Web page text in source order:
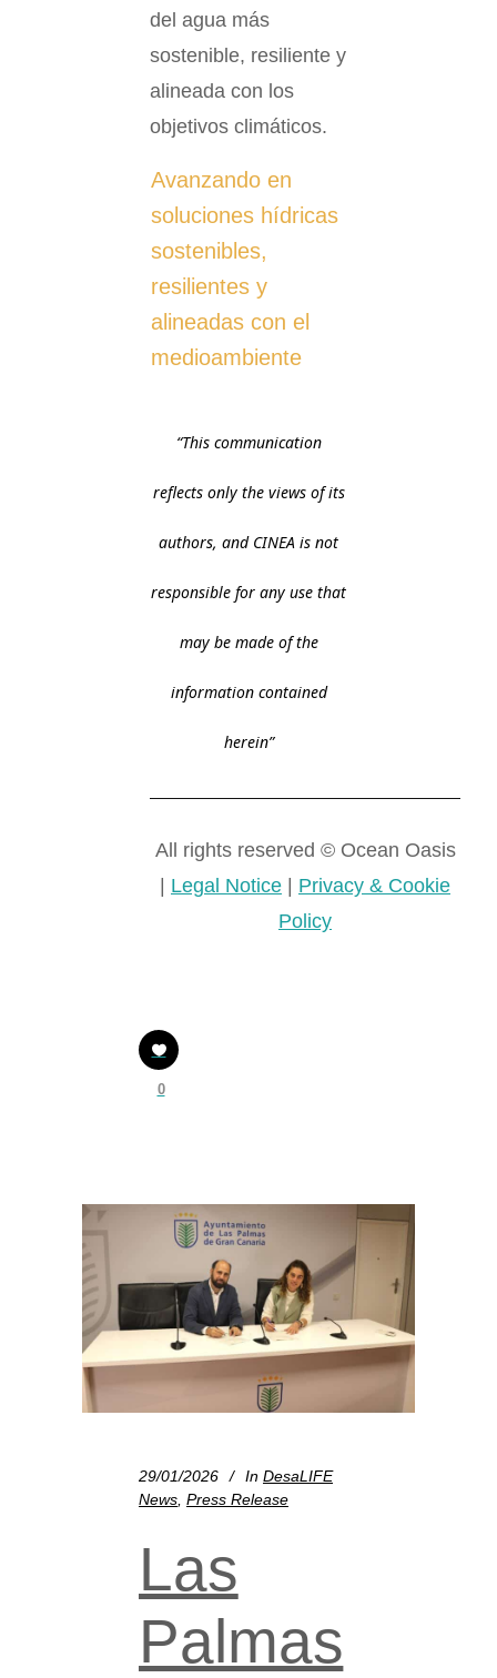
del agua más
sostenible, resiliente y
alineada con los
objetivos climáticos.
Avanzando en
soluciones hídricas
sostenibles,
resilientes y
alineadas con el
medioambiente
“This communication
reflects only the views of its
authors, and CINEA is not
responsible for any use that
may be made of the
information contained
herein”
All rights reserved © Ocean Oasis
Legal Notice
Privacy & Cookie
Policy
0
29/01/2026 In DesaLIFE
News, Press Release
Las
Palmas